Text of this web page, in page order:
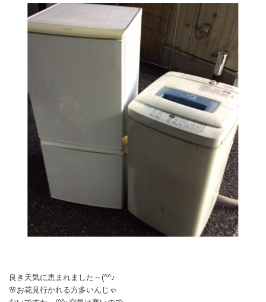
良き天気に恵まれました～(^^♪
🌸お花見行かれる方多いんじゃ